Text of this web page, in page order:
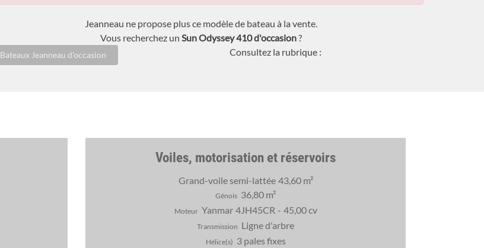
Jeanneau ne propose plus ce modèle de bateau à la vente.
Vous recherchez un Sun Odyssey 410 d'occasion?
Consultez la rubrique :
Bateaux Jeanneau d'occasion
Voiles, motorisation et réservoirs
Grand-voile semi-lattée 43,60 m²
Génois 36,80 m²
Moteur Yanmar 4JH45CR 45,00 cv
Transmission Ligne d'arbre
Hélice(s) 3 pales fixes